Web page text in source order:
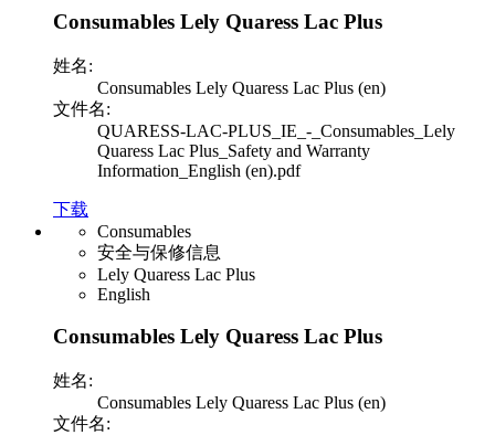
Consumables Lely Quaress Lac Plus
姓名:
Consumables Lely Quaress Lac Plus (en)
文件名:
QUARESS-LAC-PLUS_IE_-_Consumables_Lely
Quaress Lac Plus_Safety and Warranty
Information_English (en).pdf
下载
Consumables
安全与保修信息
Lely Quaress Lac Plus
English
Consumables Lely Quaress Lac Plus
姓名:
Consumables Lely Quaress Lac Plus (en)
文件名: